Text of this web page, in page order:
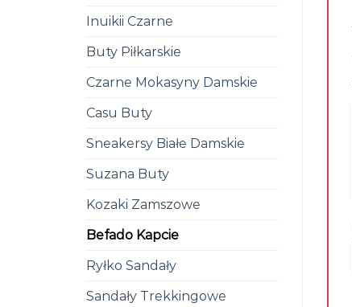
Inuikii Czarne
Buty Piłkarskie
Czarne Mokasyny Damskie
Casu Buty
Sneakersy Białe Damskie
Suzana Buty
Kozaki Zamszowe
Befado Kapcie
Ryłko Sandały
Sandały Trekkingowe